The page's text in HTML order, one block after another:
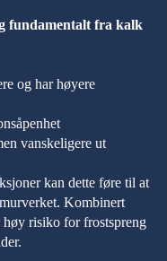
fundamentalt fra kalk
og har høyere
vanskeligere ut
kan dette føre til at
Kombinert
høy risiko for frostspreng